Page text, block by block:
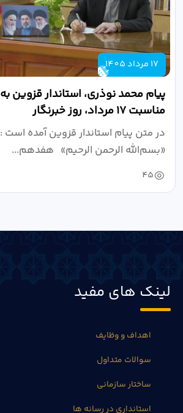
17 مرداد 1405
پیام محمد نوذری، استاندار قزوین به
مناسبت ۱۷ مرداد، روز خبرنگار
در متن پیام استاندار قزوین آمده است :
«بسم‌الله الرحمن الرحیم» هفدهم...
45
لینک های مفید
اهداف و وظایف
سوالات متداول
ساختار سازمانی
استانداری در رسانه ها